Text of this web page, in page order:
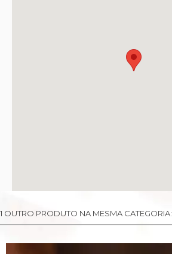
1 OUTRO PRODUTO NA MESMA CATEGORIA: